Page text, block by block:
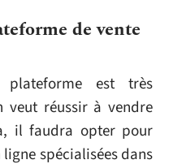
de vente
est très
veut réussir à vendre
il faudra opter pour
spécialisées dans